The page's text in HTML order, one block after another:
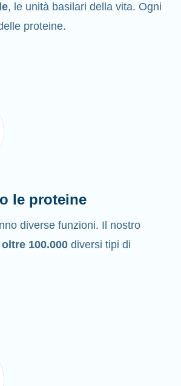
, le unità basilari della vita. Ogni
proteine.
le proteine
diverse funzioni. Il nostro
oltre 100.000 diversi tipi di